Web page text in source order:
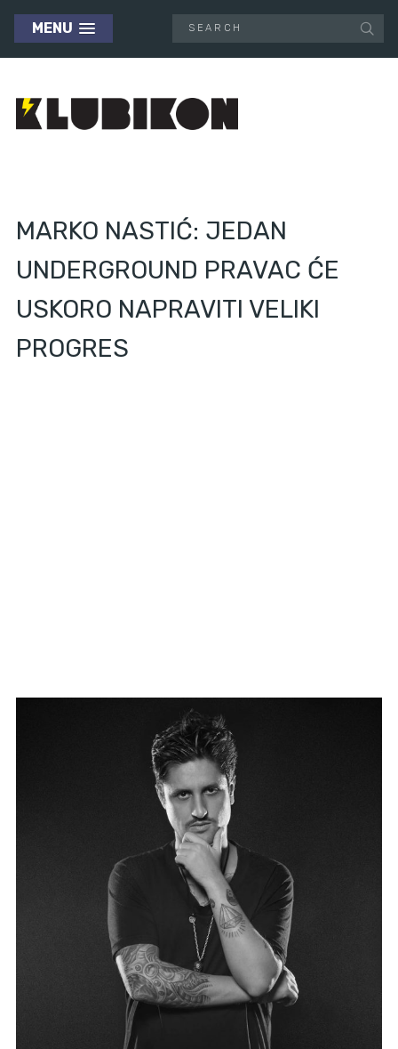
MENU
MARKO NASTIĆ: JEDAN
UNDERGROUND PRAVAC ĆE
USKORO NAPRAVITI VELIKI
PROGRES